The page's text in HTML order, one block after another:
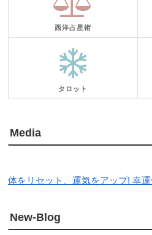
西洋占星術
タロット
Media
体をリセット、運気をアップ! 幸
New-Blog